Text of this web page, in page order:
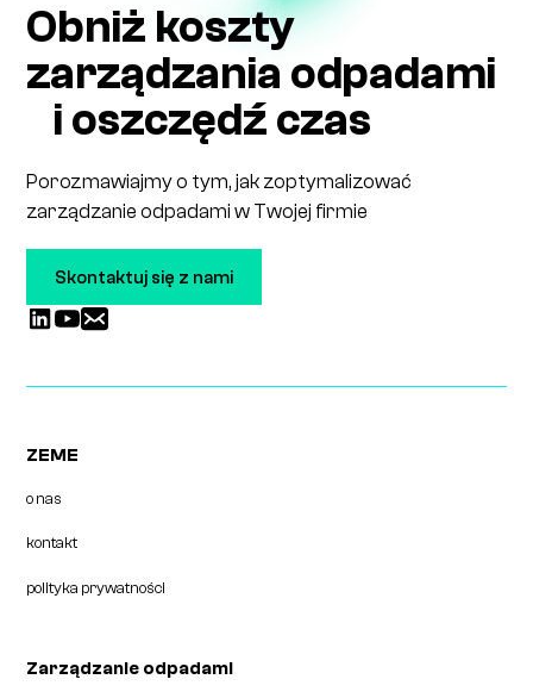
Obniż koszty
zarządzania odpadami
i oszczędź czas
Porozmawiajmy o tym, jak zoptymalizować
zarządzanie odpadami w Twojej firmie
Skontaktuj się z nami
ZEME
o nas
kontakt
polityka prywatności
Zarządzanie odpadami